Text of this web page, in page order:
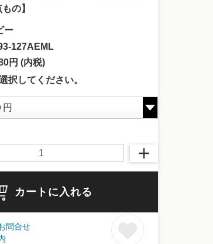
の】
ー
127AEML
円 (内税)
択してください。
カートに入れる
問合せ